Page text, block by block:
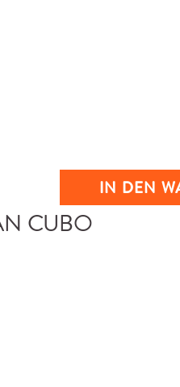
IN DEN